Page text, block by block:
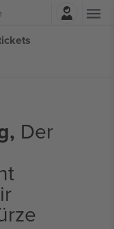
Der